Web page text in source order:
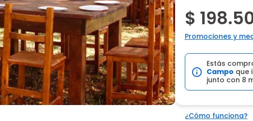
$
Promociones y
Estás
Campo que
junto con 8
¿Cómo funciona?